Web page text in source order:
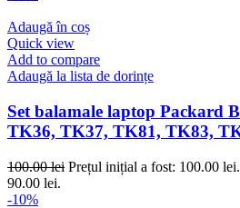
Adaugă în coș
Quick view
Add to compare
Adaugă la lista de dorințe
Set balamale laptop Packard
TK36, TK37, TK81, TK83,
100.00lei Prețul inițial a fost: 100.00 lei.
90.00 lei.
-10%